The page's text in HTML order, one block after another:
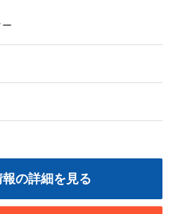
の詳細を見る